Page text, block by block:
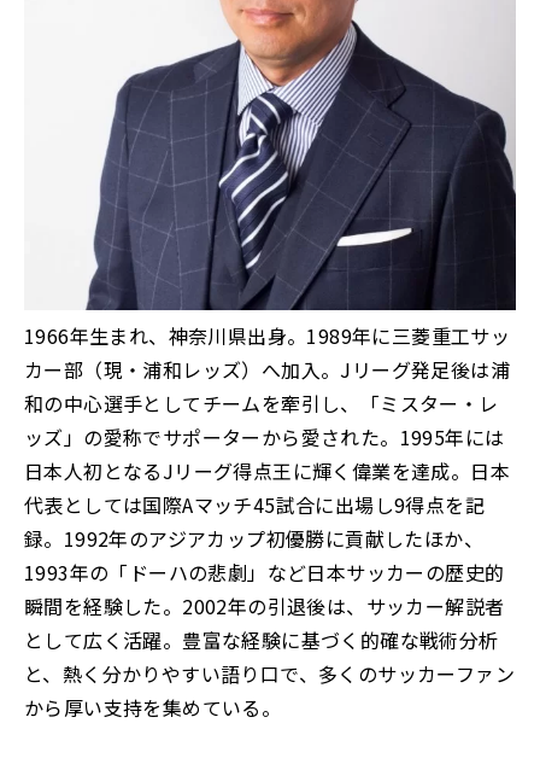
1966年生まれ、神奈川県出身。1989年に三菱重工サッ
カー部（現・浦和レッズ）へ加入。Jリーグ発足後は浦
和の中心選手としてチームを牽引し、「ミスター・レ
ッズ」の愛称でサポーターから愛された。1995年には
日本人初となるJリーグ得点王に輝く偉業を達成。日本
代表としては国際Aマッチ45試合に出場し9得点を記
録。1992年のアジアカップ初優勝に貢献したほか、
1993年の「ドーハの悲劇」など日本サッカーの歴史的
瞬間を経験した。2002年の引退後は、サッカー解説者
として広く活躍。豊富な経験に基づく的確な戦術分析
と、熱く分かりやすい語り口で、多くのサッカーファン
から厚い支持を集めている。